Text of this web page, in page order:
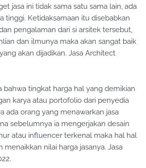
jasa ini tidak sama satu sama lain, ada
tinggi. Ketidaksamaan itu disebabkan
pengalaman dari si arsitek tersebut,
dan ilmunya maka akan sangat baik
akan dijadikan. Jasa Architect
bahwa tingkat harga hal yang demikian
karya atau portofolio dari penyedia
ada orang yang menawarkan jasa
sebelumnya ia mengerjakan desain
atau influencer terkenal maka hal hal
menaikkan nilai harga jasanya. Jasa